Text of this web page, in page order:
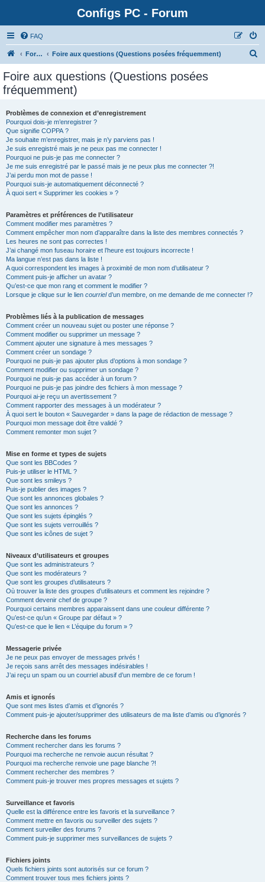
Configs PC - Forum
FAQ
Forum Foire aux questions (Questions posées fréquemment)
Foire aux questions (Questions posées
fréquemment)
Problèmes de connexion et d’enregistrement
Pourquoi dois-je m’enregistrer ?
Que signifie COPPA ?
Je souhaite m’enregistrer, mais je n’y parviens pas !
Je suis enregistré mais je ne peux pas me connecter !
Pourquoi ne puis-je pas me connecter ?
Je me suis enregistré par le passé mais je ne peux plus me connecter ?!
J’ai perdu mon mot de passe !
Pourquoi suis-je automatiquement déconnecté ?
À quoi sert « Supprimer les cookies » ?
Paramètres et préférences de l’utilisateur
Comment modifier mes paramètres ?
Comment empêcher mon nom d’apparaître dans la liste des membres connectés ?
Les heures ne sont pas correctes !
J’ai changé mon fuseau horaire et l’heure est toujours incorrecte !
Ma langue n’est pas dans la liste !
A quoi correspondent les images à proximité de mon nom d’utilisateur ?
Comment puis-je afficher un avatar ?
Qu’est-ce que mon rang et comment le modifier ?
Lorsque je clique sur le lien courrield’un membre, on me demande de me connecter !?
Problèmes liés à la publication de messages
Comment créer un nouveau sujet ou poster une réponse ?
Comment modifier ou supprimer un message ?
Comment ajouter une signature à mes messages ?
Comment créer un sondage ?
Pourquoi ne puis-je pas ajouter plus d’options à mon sondage ?
Comment modifier ou supprimer un sondage ?
Pourquoi ne puis-je pas accéder à un forum ?
Pourquoi ne puis-je pas joindre des fichiers à mon message ?
Pourquoi ai-je reçu un avertissement ?
Comment rapporter des messages à un modérateur ?
À quoi sert le bouton « Sauvegarder » dans la page de rédaction de message ?
Pourquoi mon message doit être validé ?
Comment remonter mon sujet ?
Mise en forme et types de sujets
Que sont les BBCodes ?
Puis-je utiliser le HTML ?
Que sont les smileys ?
Puis-je publier des images ?
Que sont les annonces globales ?
Que sont les annonces ?
Que sont les sujets épinglés ?
Que sont les sujets verrouillés ?
Que sont les icônes de sujet ?
Niveaux d’utilisateurs et groupes
Que sont les administrateurs ?
Que sont les modérateurs ?
Que sont les groupes d’utilisateurs ?
Où trouver la liste des groupes d’utilisateurs et comment les rejoindre ?
Comment devenir chef de groupe ?
Pourquoi certains membres apparaissent dans une couleur différente ?
Qu’est-ce qu’un « Groupe par défaut » ?
Qu’est-ce que le lien « L’équipe du forum » ?
Messagerie privée
Je ne peux pas envoyer de messages privés !
Je reçois sans arrêt des messages indésirables !
J’ai reçu un spam ou un courriel abusif d’un membre de ce forum !
Amis et ignorés
Que sont mes listes d’amis et d’ignorés ?
Comment puis-je ajouter/supprimer des utilisateurs de ma liste d’amis ou d’ignorés ?
Recherche dans les forums
Comment rechercher dans les forums ?
Pourquoi ma recherche ne renvoie aucun résultat ?
Pourquoi ma recherche renvoie une page blanche ?!
Comment rechercher des membres ?
Comment puis-je trouver mes propres messages et sujets ?
Surveillance et favoris
Quelle est la différence entre les favoris et la surveillance ?
Comment mettre en favoris ou surveiller des sujets ?
Comment surveiller des forums ?
Comment puis-je supprimer mes surveillances de sujets ?
Fichiers joints
Quels fichiers joints sont autorisés sur ce forum ?
Comment trouver tous mes fichiers joints ?